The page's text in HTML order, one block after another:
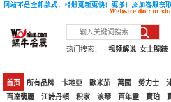
热门搜索： 女士腕錶
视频解说
首页 所有品牌 卡地亞 歐米茄 萬國 勞力士
百達翡麗
江詩丹頓 积家 浪琴 百年靈 寶珀